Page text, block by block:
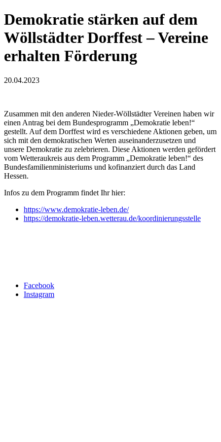
Demokratie stärken auf dem
Wöllstädter Dorffest – Vereine
erhalten Förderung
20.04.2023
Zusammen mit den anderen Nieder-Wöllstädter Vereinen haben wir
einen Antrag bei dem Bundesprogramm „Demokratie leben!“
gestellt. Auf dem Dorffest wird es verschiedene Aktionen geben, um
sich mit den demokratischen Werten auseinanderzusetzen und
unsere Demokratie zu zelebrieren. Diese Aktionen werden gefördert
vom Wetteraukreis aus dem Programm „Demokratie leben!“ des
Bundesfamilienministeriums und kofinanziert durch das Land
Hessen.
Infos zu dem Programm findet Ihr hier:
https://www.demokratie-leben.de/
https://demokratie-leben.wetterau.de/koordinierungsstelle
Facebook
Instagram